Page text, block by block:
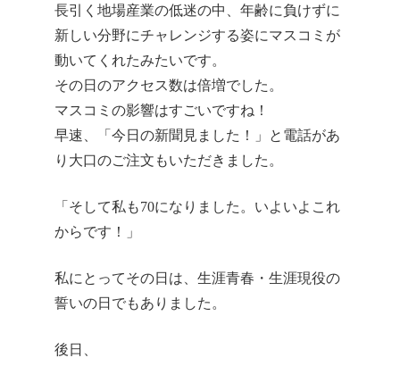
長引く地場産業の低迷の中、年齢に負けずに
新しい分野にチャレンジする姿にマスコミが
動いてくれたみたいです。
その日のアクセス数は倍増でした。
マスコミの影響はすごいですね！
早速、「今日の新聞見ました！」と電話があ
り大口のご注文もいただきました。
「そして私も70になりました。いよいよこれ
からです！」
私にとってその日は、生涯青春・生涯現役の
誓いの日でもありました。
後日、